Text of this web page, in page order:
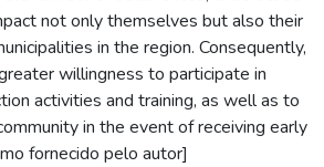
not only themselves but also their
in the region. Consequently,
willingness to participate in
activities and training, as well as to
in the event of receiving early
fornecido pelo autor]